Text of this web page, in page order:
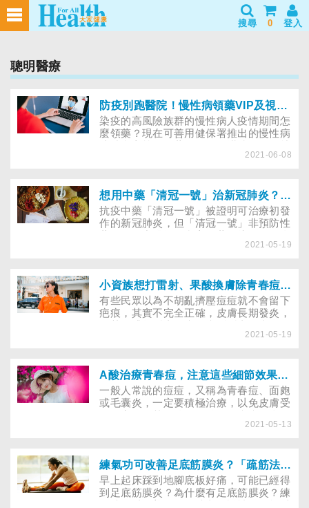
搜尋 0 登入
聰明醫療
防疫別跑醫院！慢性病領藥VIP及視訊看診快搞懂
染疫的高風險族群的慢性病人疫情期間怎
麼領藥？現在可善用健保署推出的慢性病
近在家附近的藥局完成；再搭配因應疫情
這些服務吧！
2021-06-08
想用中藥「清冠一號」治新冠肺炎？先掌握視訊診療醫院，取得醫師處方才能服用
抗疫中藥「清冠一號」被證明可治療初發
作的新冠肺炎，但「清冠一號」非預防性
售。需要者，到底可到哪些指定視訊診療
2021-05-19
小資族想打雷射、果酸換膚除青春痘、治療痘疤，這樣選擇療程最划算！
有些民眾以為不胡亂擠壓痘痘就不會留下
疤痕，其實不完全正確，皮膚長期發炎，
要短時間沒有穩定下來，等到發炎消退，
圓順的膚質。不過小資族預算有限，該如
何挑選醫美項目？
2021-05-19
A酸治療青春痘，注意這些細節效果更好？
一般人常說的痘痘，又稱為青春痘、面皰
或毛囊炎，一定要積極治療，以免皮膚受
隨疼痛，如果只憑個人經驗或網路資訊不
再度恢復光滑的皮膚。
2021-05-13
練氣功可改善足底筋膜炎？「疏筋法」告別早上腳底痛，中醫4招實用建議！
早上起床踩到地腳底板好痛，可能已經得
到足底筋膜炎？為什麼有足底筋膜炎？練